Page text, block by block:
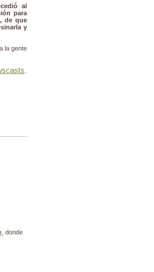
al
para
de que
y
la gente
.
, donde